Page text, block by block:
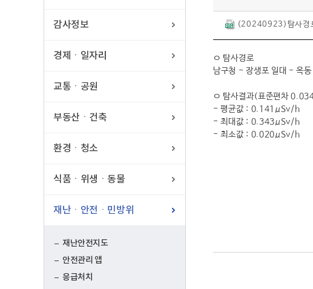
감사정보
경제ㆍ일자리
교통ㆍ공원
부동산ㆍ건축
환경ㆍ청소
식품ㆍ위생ㆍ동물
재난ㆍ안전ㆍ민방위
재난안전지도
안전관리 앱
응급처치
(20240923)탐사
ㅇ 탐사경로
남구청 - 장생포 일대 - 옥
ㅇ 탐사결과(표준편차
- 평균값 : 0.141μSv/h
- 최대값 : 0.343μSv/h
- 최소값 : 0.020μSv/h